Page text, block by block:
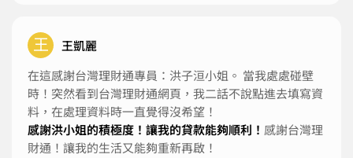
王
王凱麗
在這感謝台灣理財通專員：洪子洹小姐。 當我處處碰壁
時！突然看到台灣理財通網頁，我二話不說點進去填寫資
料，在處理資料時一直覺得沒希望！
感謝洪小姐的積極度！讓我的貸款能夠順利！ 感謝台灣理
財通！讓我的生活又能夠重新再啟！